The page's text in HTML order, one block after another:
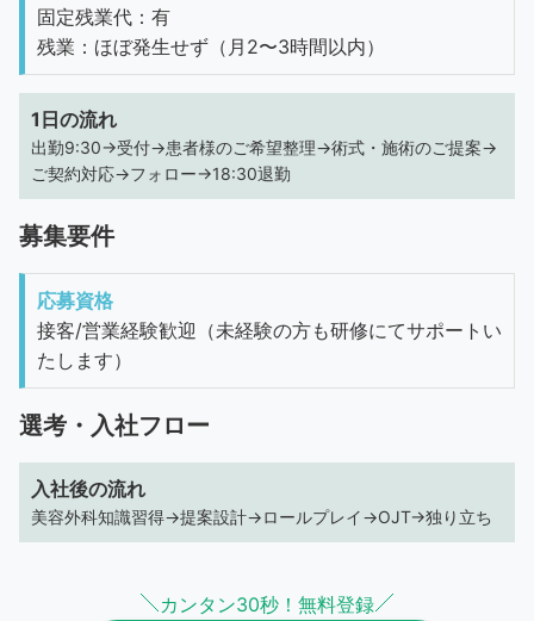
固定残業代：有
残業：ほぼ発生せず（月2〜3時間以内）
1日の流れ
出勤9:30→受付→患者様のご希望整理→術式・施術のご提案→
ご契約対応→フォロー→18:30退勤
募集要件
応募資格
接客/営業経験歓迎（未経験の方も研修にてサポートい
たします）
選考・入社フロー
入社後の流れ
美容外科知識習得→提案設計→ロールプレイ→OJT→独り立ち
カンタン30秒！無料登録